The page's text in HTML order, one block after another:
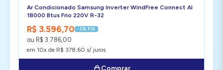
Ar Condicionado Samsung Inverter WindFree Connect AI
18000 Btus Frio 220V R-32
R$ 3.596,70 -5% PIX
ou R$ 3.786,00
em 10x de R$ 378,60 s/ juros
Comprar